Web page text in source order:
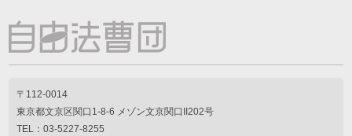
〒112-0014
東京都文京区関口1-8-6 メゾン文京関口II202号
TEL：03-5227-8255